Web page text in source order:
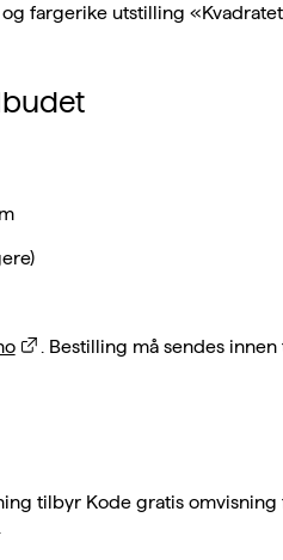
fargerike utstilling
. Bestilling må sendes
tilbyr Kode gratis omvisning